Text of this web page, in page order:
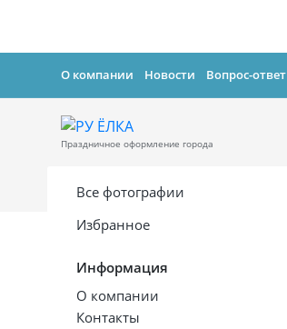
О компании Новости Вопрос-ответ
Праздничное оформление города
Все фотографии
Избранное
Информация
О компании
Контакты